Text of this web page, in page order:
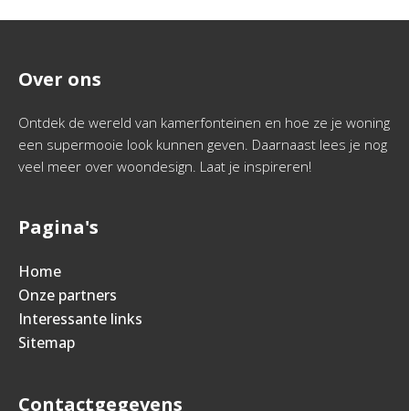
Over ons
Ontdek de wereld van kamerfonteinen en hoe ze je woning
een supermooie look kunnen geven. Daarnaast lees je nog
veel meer over woondesign. Laat je inspireren!
Pagina's
Home
Onze partners
Interessante links
Sitemap
Contactgegevens